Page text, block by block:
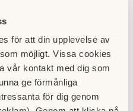
för att din upplevelse av
möjligt. Vissa cookies
vår kontakt med dig som
ge förmånliga
för dig genom